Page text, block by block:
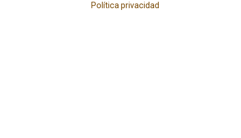
Política privacidad